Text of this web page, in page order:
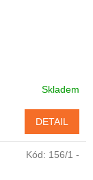
Skladem
DETAIL
Kód: 156/1 -